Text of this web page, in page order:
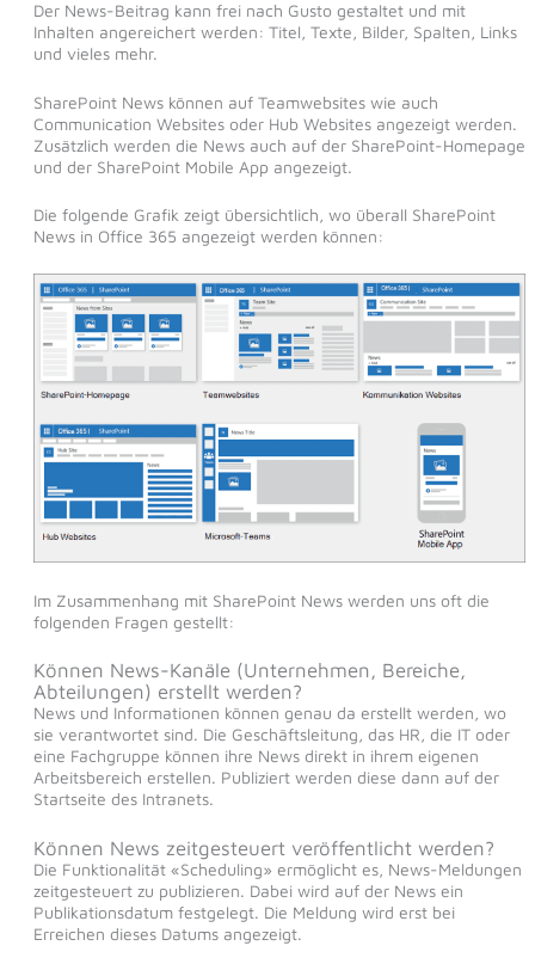
Der News-Beitrag kann frei nach Gusto gestaltet und mit
Inhalten angereichert werden: Titel, Texte, Bilder, Spalten, Links
und vieles mehr.
SharePoint News können auf Teamwebsites wie auch
Communication Websites oder Hub Websites angezeigt werden.
Zusätzlich werden die News auch auf der SharePoint-Homepage
und der SharePoint Mobile App angezeigt.
Die folgende Grafik zeigt übersichtlich, wo überall SharePoint
News in Office 365 angezeigt werden können:
Im Zusammenhang mit SharePoint News werden uns oft die
folgenden Fragen gestellt:
Können News-Kanäle (Unternehmen, Bereiche,
Abteilungen) erstellt werden?
News und Informationen können genau da erstellt werden, wo
sie verantwortet sind. Die Geschäftsleitung, das HR, die IT oder
eine Fachgruppe können ihre News direkt in ihrem eigenen
Arbeitsbereich erstellen. Publiziert werden diese dann auf der
Startseite des Intranets.
Können News zeitgesteuert veröffentlicht werden?
Die Funktionalität «Scheduling» ermöglicht es, News-Meldungen
zeitgesteuert zu publizieren. Dabei wird auf der News ein
Publikationsdatum festgelegt. Die Meldung wird erst bei
Erreichen dieses Datums angezeigt.